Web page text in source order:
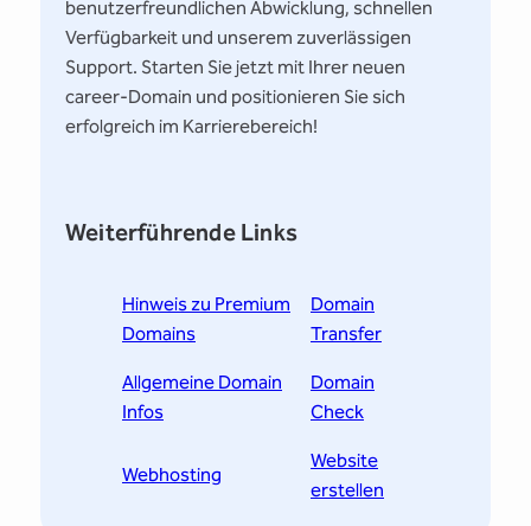
benutzerfreundlichen Abwicklung, schnellen
Verfügbarkeit und unserem zuverlässigen
Support. Starten Sie jetzt mit Ihrer neuen
career-Domain und positionieren Sie sich
erfolgreich im Karrierebereich!
Weiterführende Links
Hinweis zu Premium
Domains
Domain
Transfer
Allgemeine Domain
Infos
Domain
Check
Webhosting
Website
erstellen